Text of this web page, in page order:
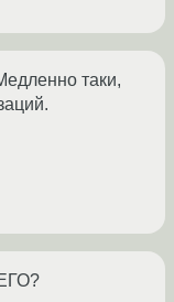
таки,